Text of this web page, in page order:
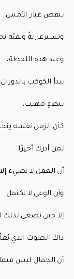
تنفض غبار الأمس
وتسيرعاريةً ونقيّة
وعند هذه اللحظة،
يبدأ الكوكب
ببطءٍ مهيب،
كأن الزمن نفسه
لمن أدرك أخيرًا
أن العقل لا يضيء
وأن الوعي لا يكتمل
إلا حين نصغي لذلك
ذاك الصوت الذي
أن الجمال ليس فيما